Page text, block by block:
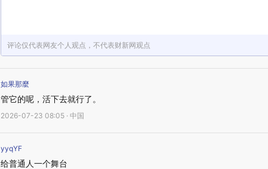
评论仅代表网友个人观点，不代表财新网观点
如果那麼
管它的呢，活下去就行了。
2026-07-23 08:05 · 中国
yyqYF
给普通人一个舞台